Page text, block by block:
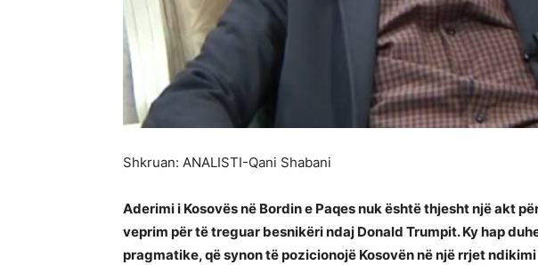
Shkruan: ANALISTI-Qani Shabani
Aderimi i Kosovës në Bordin e Paqes nuk është thjesht një akt
veprim për të treguar besnikëri ndaj Donald Trumpit. Ky hap
pragmatike, që synon të pozicionojë Kosovën në një rrjet